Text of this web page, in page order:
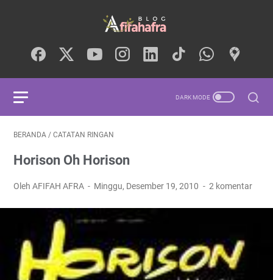
BERANDA / CATATAN RINGAN
Horison Oh Horison
Oleh AFIFAH AFRA Minggu, Desember 19, 2010 2 komentar